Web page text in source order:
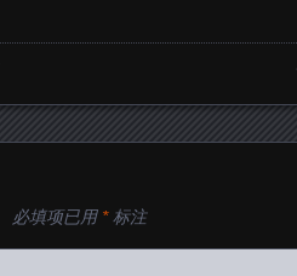
必填项已用 *标注